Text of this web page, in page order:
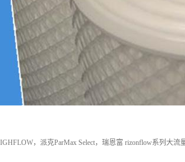
，派克ParMax Select，瑞恩富 rizonflow系列大